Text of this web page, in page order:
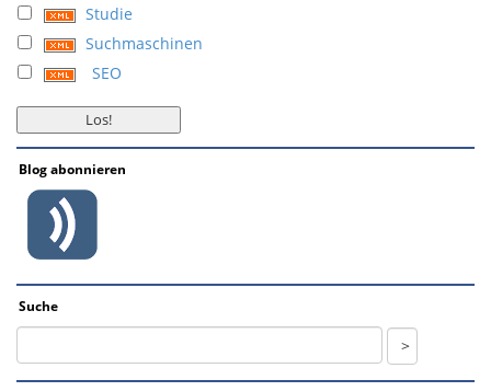
Studie
Suchmaschinen
SEO
Blog abonnieren
Suche